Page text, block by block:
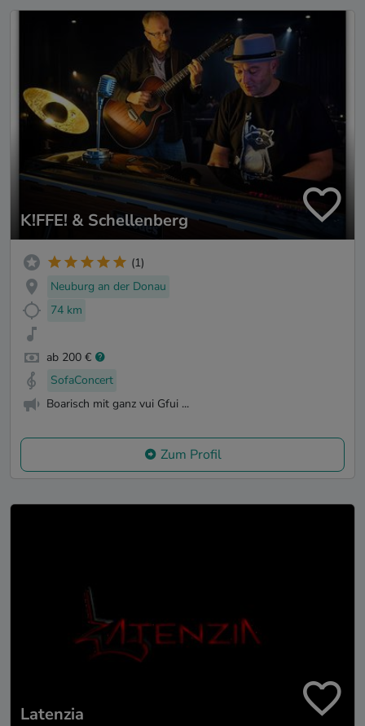
K!FFE! & Schellenberg
(1)
Neuburg an der Donau
74 km
ab 200 €
SofaConcert
Boarisch mit ganz vui Gfui ...
Zum Profil
Latenzia